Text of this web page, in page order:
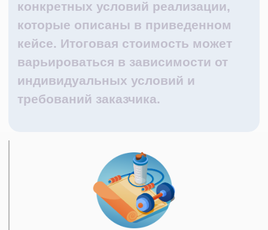
Заказчик — поставщик товаров для спорта
являются розничные и оптовые магазины
спортивного инвентаря, фитнес‑центры,
спортивные клубы и федерации, а также
бизнес‑процессы реализованы в рамках